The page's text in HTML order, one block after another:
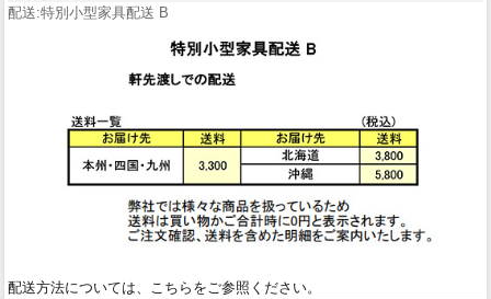
配送:特別小型家具配送 B
配送方法については、こちらをご参照ください。